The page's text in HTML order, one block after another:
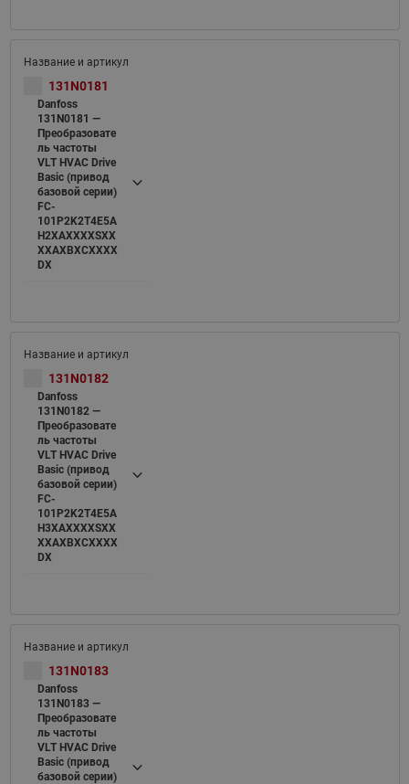
131N0181
Danfoss
131N0181 —
Преобразовате
ль частоты
VLT HVAC Drive
Basic (привод
базовой серии)
FC-
101P2K2T4E5A
H2XAXXXXSXX
XXAXBXCXXXX
DX
131N0182
Danfoss
131N0182 —
Преобразовате
ль частоты
VLT HVAC Drive
Basic (привод
базовой серии)
FC-
101P2K2T4E5A
H3XAXXXXSXX
XXAXBXCXXXX
DX
131N0183
Danfoss
131N0183 —
Преобразовате
ль частоты
VLT HVAC Drive
Basic (привод
базовой серии)